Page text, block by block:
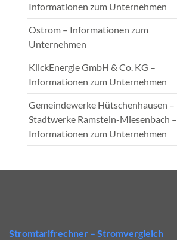
Informationen zum Unternehmen
Ostrom – Informationen zum
Unternehmen
KlickEnergie GmbH & Co. KG –
Informationen zum Unternehmen
Gemeindewerke Hütschenhausen –
Stadtwerke Ramstein-Miesenbach –
Informationen zum Unternehmen
Stromtarifrechner – Stromvergleich